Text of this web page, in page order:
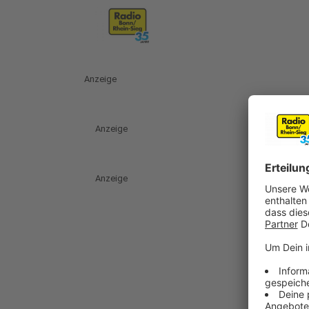
Anzeige
Anzeige
Anzeige